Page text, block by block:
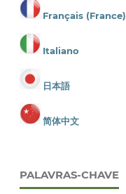
Français (France)
Italiano
日本語
简体中文
PALAVRAS-CHAVE